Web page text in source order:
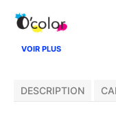
VOIR PLUS
DESCRIPTION